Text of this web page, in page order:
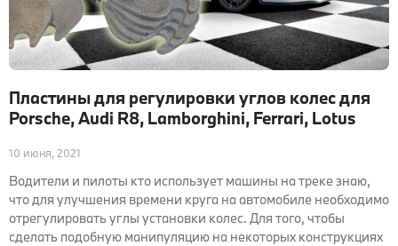
Пластины для регулировки углов колес для
Porsche, Audi R8, Lamborghini, Ferrari, Lotus
10 июня, 2021
Водители и пилоты кто использует машины на треке знаю,
что для улучшения времени круга на автомобиле необходимо
отрегулировать углы установки колес. Для того, чтобы
сделать подобную манипуляцию на некоторых конструкциях